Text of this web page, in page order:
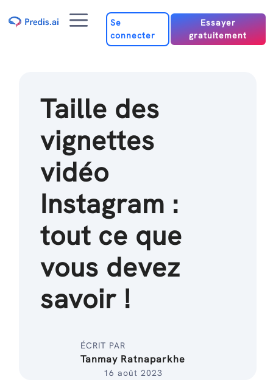
au
Menu
Se
connecter
Essayer
gratuitement
Taille des
vignettes
vidéo
Instagram :
tout ce que
vous devez
savoir !
ÉCRIT PAR
Tanmay Ratnaparkhe
16 août 2023